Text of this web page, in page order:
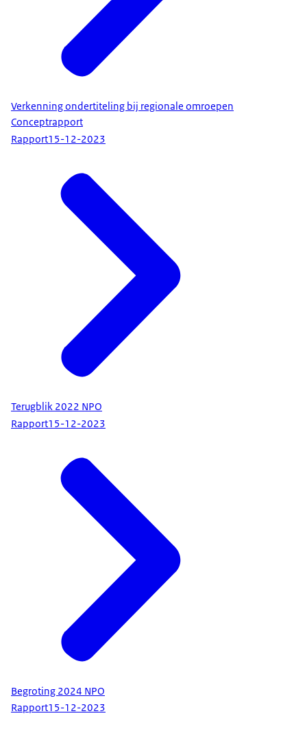
Verkenning ondertiteling bij regionale omroepen
Conceptrapport
Rapport15-12-2023
Terugblik 2022 NPO
Rapport15-12-2023
Begroting 2024 NPO
Rapport15-12-2023